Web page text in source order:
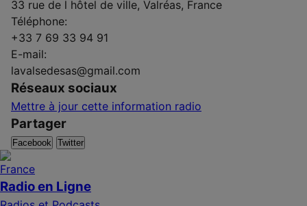
33 rue de l hôtel de ville, Valréas, France
Téléphone:
+33 7 69 33 94 91
E-mail:
lavalsedesas@gmail.com
Réseaux sociaux
Mettre à jour cette information radio
Partager
Facebook Twitter
Radio en Ligne